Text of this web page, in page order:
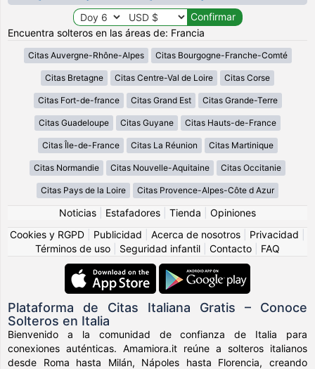
Encuentra solteros en las áreas de: Francia
Citas Auvergne-Rhône-Alpes Citas Bourgogne-Franche-Comté
Citas Bretagne Citas Centre-Val de Loire Citas Corse
Citas Fort-de-france Citas Grand Est Citas Grande-Terre
Citas Guadeloupe Citas Guyane Citas Hauts-de-France
Citas Île-de-France Citas La Réunion Citas Martinique
Citas Normandie Citas Nouvelle-Aquitaine Citas Occitanie
Citas Pays de la Loire Citas Provence-Alpes-Côte d Azur
Noticias Estafadores Tienda
Opiniones
Cookies y RGPD
Publicidad Acerca de nosotros Privacidad
Términos de uso
Seguridad infantil Contacto FAQ
Plataforma de Citas Italiana Gratis – Conoce
Solteros en Italia
Bienvenido a la comunidad de confianza de Italia para
conexiones auténticas. Amamiora.it reúne a solteros italianos
desde Roma hasta Milán, Nápoles hasta Florencia, creando